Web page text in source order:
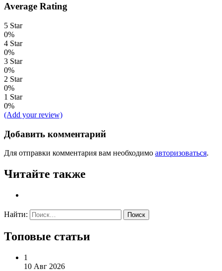
Average Rating
5 Star
0%
4 Star
0%
3 Star
0%
2 Star
0%
1 Star
0%
(Add your review)
Добавить комментарий
Для отправки комментария вам необходимо авторизоваться.
Читайте также
Найти:
Топовые статьи
1
10 Авг 2026